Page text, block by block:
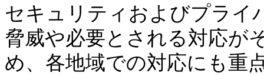
セキュリティおよびプライ
脅威や必要とされる対応が
め、各地域での対応にも重